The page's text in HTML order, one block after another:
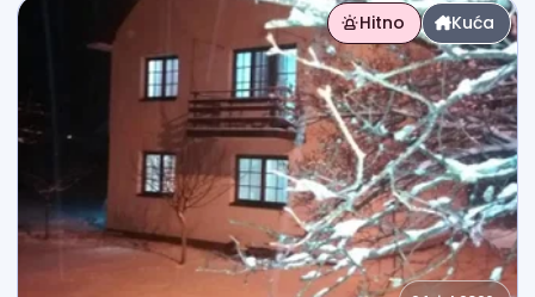
Hitno Kuća